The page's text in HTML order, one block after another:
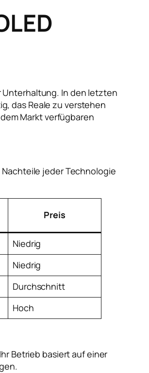
Unterhaltung. In den letzten
das Reale zu verstehen
Markt verfügbaren
jeder Technologie
Preis
Niedrig
Niedrig
Durchschnitt
Hoch
Betrieb basiert auf einer